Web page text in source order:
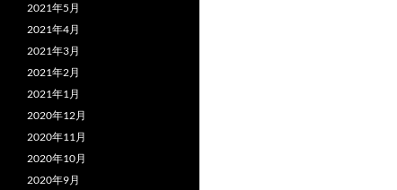
2021年5月
2021年4月
2021年3月
2021年2月
2021年1月
2020年12月
2020年11月
2020年10月
2020年9月